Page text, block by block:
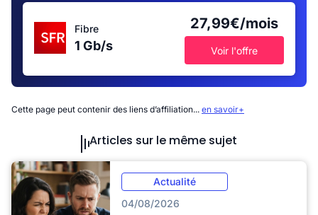
Fibre
1 Gb/s
27,99€/mois
Voir l'offre
Cette page peut contenir des liens d’affiliation... en savoir+
Articles sur le même sujet
Actualité
04/08/2026